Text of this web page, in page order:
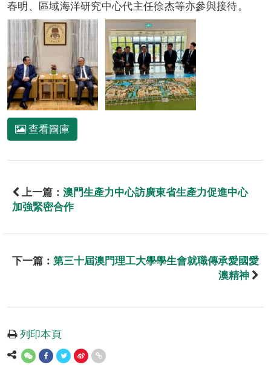
春明、區域海洋研究中心代主任徐杰等亦參與接待。
查看圖庫
上一篇： 澳門生產力中心訪廣東省生產力促進中心
加強緊密合作
下一篇： 第三十屆澳門理工大學學生會就職傳承愛國愛
澳精神
列印本頁